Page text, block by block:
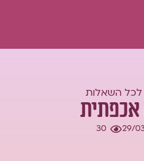
השאלות
29/
30